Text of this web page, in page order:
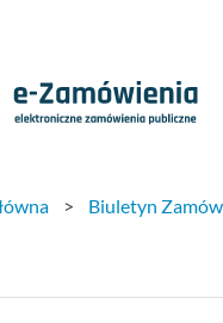
> Biuletyn